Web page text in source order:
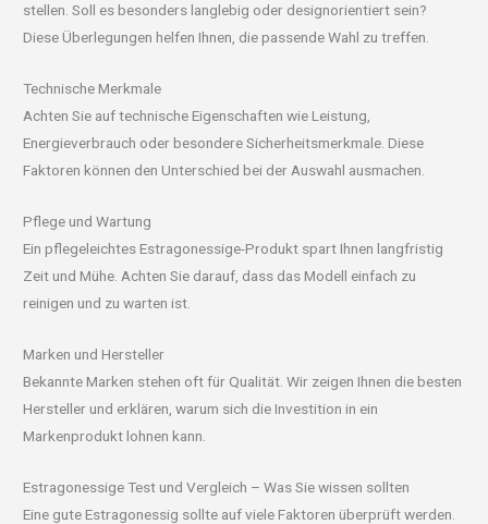
stellen. Soll es besonders langlebig oder designorientiert sein?
Diese Überlegungen helfen Ihnen, die passende Wahl zu treffen.
Technische Merkmale
Achten Sie auf technische Eigenschaften wie Leistung,
Energieverbrauch oder besondere Sicherheitsmerkmale. Diese
Faktoren können den Unterschied bei der Auswahl ausmachen.
Pflege und Wartung
Ein pflegeleichtes Estragonessige-Produkt spart Ihnen langfristig
Zeit und Mühe. Achten Sie darauf, dass das Modell einfach zu
reinigen und zu warten ist.
Marken und Hersteller
Bekannte Marken stehen oft für Qualität. Wir zeigen Ihnen die besten
Hersteller und erklären, warum sich die Investition in ein
Markenprodukt lohnen kann.
Estragonessige Test und Vergleich – Was Sie wissen sollten
Eine gute Estragonessig sollte auf viele Faktoren überprüft werden.